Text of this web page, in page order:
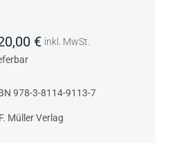
€ inkl. MwSt.
978-3-8114-9113-7
Müller Verlag